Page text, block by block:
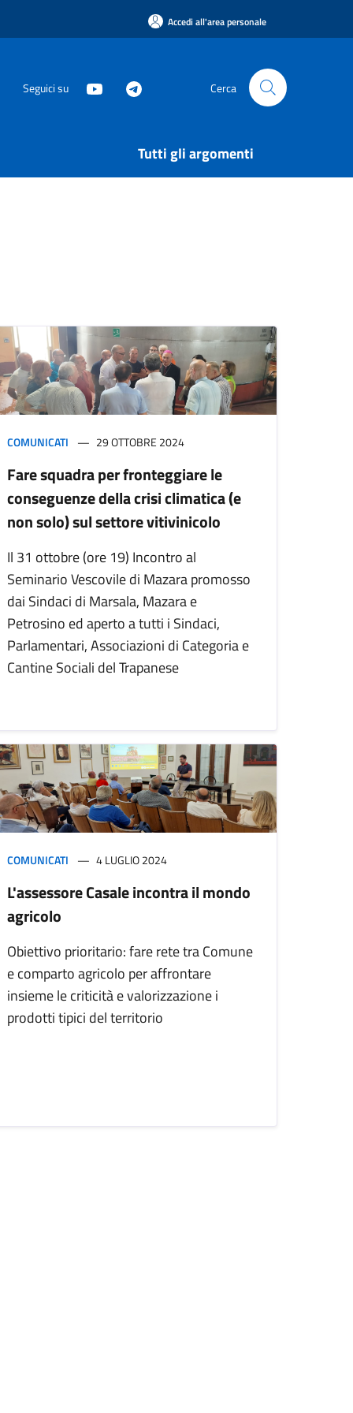
Accedi all'area personale
Seguici su Cerca
Tutti gli argomenti
COMUNICATI 29 OTTOBRE 2024
Fare squadra per fronteggiare le
conseguenze della crisi climatica (e
non solo) sul settore vitivinicolo
Il 31 ottobre (ore 19) Incontro al
Seminario Vescovile di Mazara promosso
dai Sindaci di Marsala, Mazara e
Petrosino ed aperto a tutti i Sindaci,
Parlamentari, Associazioni di Categoria e
Cantine Sociali del Trapanese
COMUNICATI 4 LUGLIO 2024
L'assessore Casale incontra il mondo
agricolo
Obiettivo prioritario: fare rete tra Comune
e comparto agricolo per affrontare
insieme le criticità e valorizzazione i
prodotti tipici del territorio